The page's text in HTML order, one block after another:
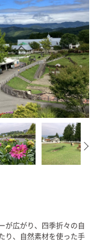
が広がり、四季折々の自
り、自然素材を使った手